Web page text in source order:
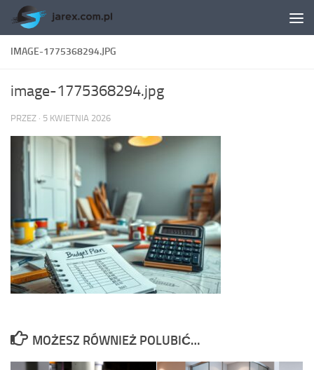
Skip to content
IMAGE-1775368294.JPG
image-1775368294.jpg
PRZEZ · 5 KWIETNIA 2026
MOŻESZ RÓWNIEŻ POLUBIĆ…